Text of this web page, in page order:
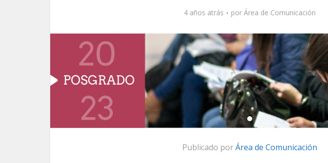
4 años atrás por Área de Comunicación
Publicado porÁrea de Comunicación